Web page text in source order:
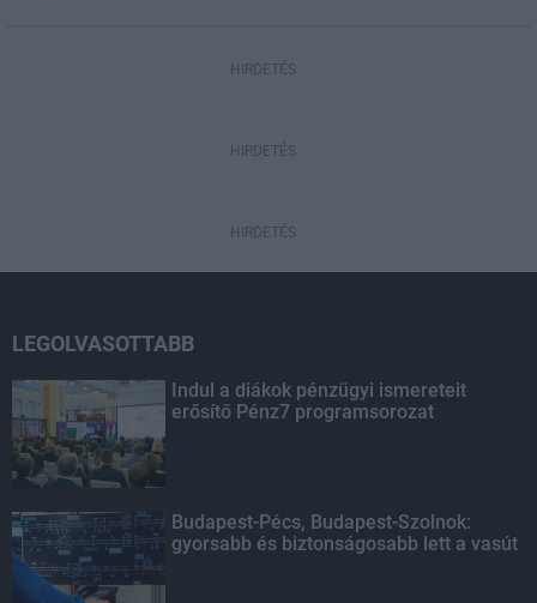
HIRDETÉS
HIRDETÉS
HIRDETÉS
LEGOLVASOTTABB
Indul a diákok pénzügyi ismereteit
erősítő Pénz7 programsorozat
Budapest-Pécs, Budapest-Szolnok:
gyorsabb és biztonságosabb lett a vasút